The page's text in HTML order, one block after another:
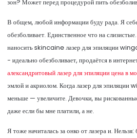
зон? Может перед процедурой пить
В общем, любой информации буду рада. Я
обезболивает. Единственное что на
наносить skincaine лазер для эпиляции
- идеально обезболивает, продаётся в
александритовый лазер для эпиляции цена в
эмлой и акриолом. Когда лазер для
меньше — увеличите. Девочки, вы
даже если бы мне платили, а не.
Я тоже начиталась за онко от лазера и.